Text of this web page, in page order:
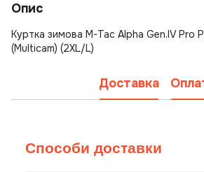
Опис
Куртка зимова M-Tac Alpha Gen.IV Pro
(Multicam) (2XL/L)
Доставка
Способи доставки